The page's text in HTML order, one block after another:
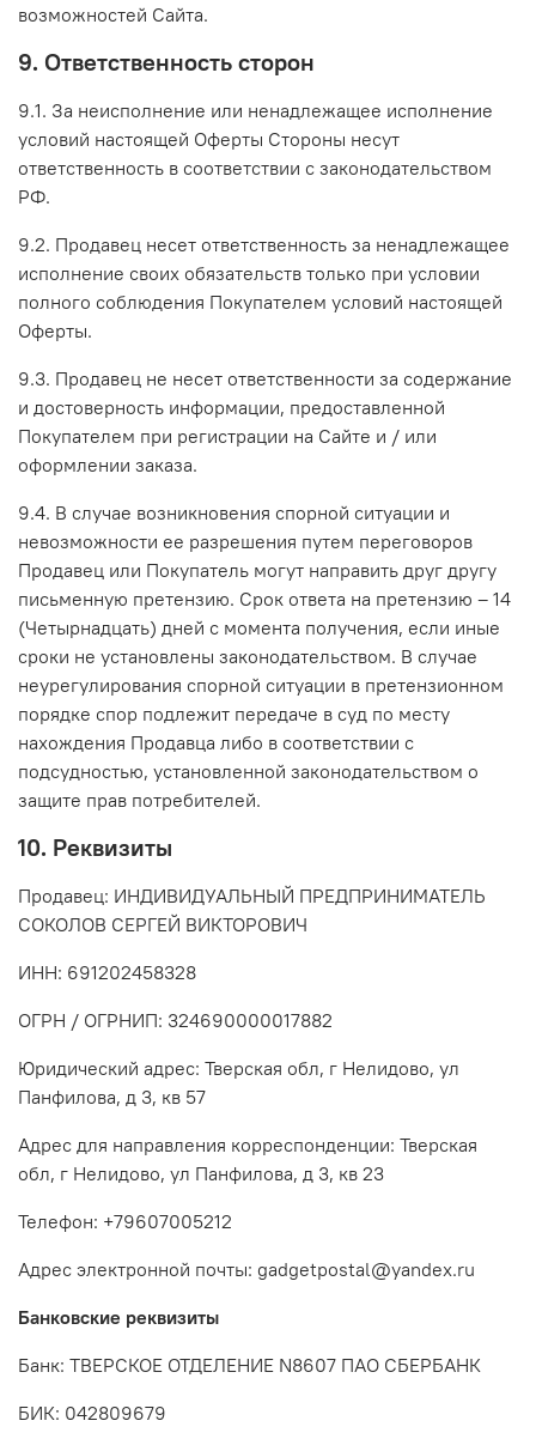
возможностей Сайта.
9. Ответственность сторон
9.1. За неисполнение или ненадлежащее исполнение
условий настоящей Оферты Стороны несут
ответственность в соответствии с законодательством
РФ.
9.2. Продавец несет ответственность за ненадлежащее
исполнение своих обязательств только при условии
полного соблюдения Покупателем условий настоящей
Оферты.
9.3. Продавец не несет ответственности за содержание
и достоверность информации, предоставленной
Покупателем при регистрации на Сайте и / или
оформлении заказа.
9.4. В случае возникновения спорной ситуации и
невозможности ее разрешения путем переговоров
Продавец или Покупатель могут направить друг другу
письменную претензию. Срок ответа на претензию – 14
(Четырнадцать) дней с момента получения, если иные
сроки не установлены законодательством. В случае
неурегулирования спорной ситуации в претензионном
порядке спор подлежит передаче в суд по месту
нахождения Продавца либо в соответствии с
подсудностью, установленной законодательством о
защите прав потребителей.
10. Реквизиты
Продавец: ИНДИВИДУАЛЬНЫЙ ПРЕДПРИНИМАТЕЛЬ
СОКОЛОВ СЕРГЕЙ ВИКТОРОВИЧ
ИНН: 691202458328
ОГРН / ОГРНИП: 324690000017882
Юридический адрес: Тверская обл, г Нелидово, ул
Панфилова, д 3, кв 57
Адрес для направления корреспонденции: Тверская
обл, г Нелидово, ул Панфилова, д 3, кв 23
Телефон: +79607005212
Адрес электронной почты: gadgetpostal@yandex.ru
Банковские реквизиты
Банк: ТВЕРСКОЕ ОТДЕЛЕНИЕ N8607 ПАО СБЕРБАНК
БИК: 042809679